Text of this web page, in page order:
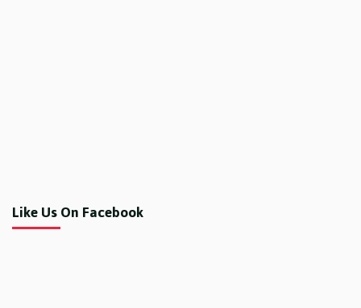
Like Us On Facebook